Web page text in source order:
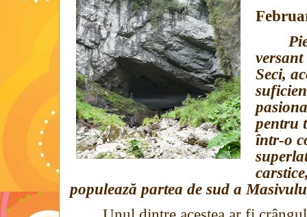
Seci,
pentru
într-o
populează partea de sud a